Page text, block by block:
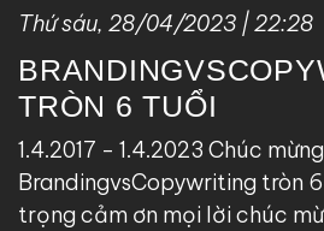
Thứ sáu, 28/04/2023 | 22:28
TRÒN 6 TUỔI
1.4.2017 - 1.4.2023 Chúc mừng
BrandingvsCopywriting tròn
trọng cảm ơn mọi lời chúc